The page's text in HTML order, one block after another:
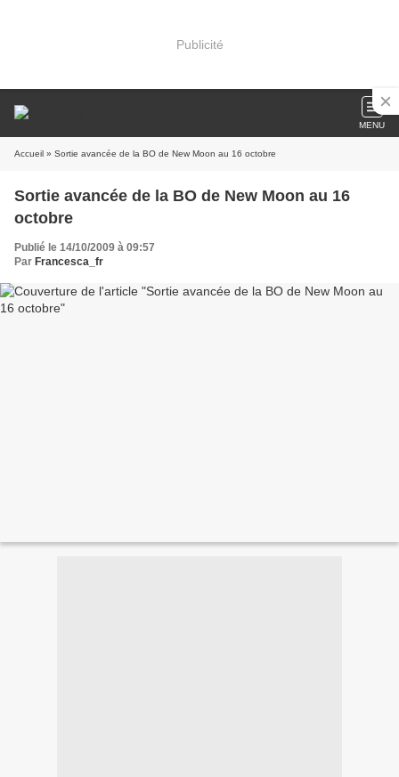
Publicité
MENU
Accueil » Sortie avancée de la BO de New Moon au 16 octobre
Sortie avancée de la BO de New Moon au 16
octobre
Publié le 14/10/2009 à 09:57
Par Francesca_fr